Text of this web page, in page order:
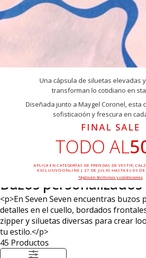
Una cápsula de siluetas elevadas
transforman lo cotidiano en
Diseñada junto a Maygel Coronel, esta
sofisticación y frescura en
FINAL SALE
TODO AL
APLICA EN CATEGORÍAS DE PRENDAS DE VESTIR,
EXCLUSIVO ONLINE | 27 DE JULIO HASTA EL 09 DE
*Aplican términos y condiciones
Buzos personalizados
<p>En Seven Seven encuentras buzos
detalles en el cuello, bordados
zipper y siluetas diversas para crear
tu estilo.</p>
45 Productos